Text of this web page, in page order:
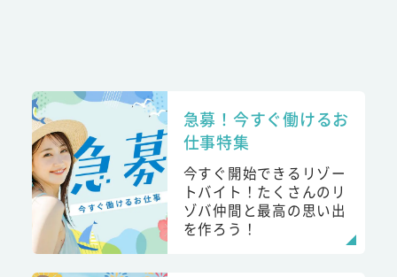
急募！今すぐ働けるお
仕事特集
今すぐ開始できるリゾー
トバイト！たくさんのリ
ゾバ仲間と最高の思い出
を作ろう！